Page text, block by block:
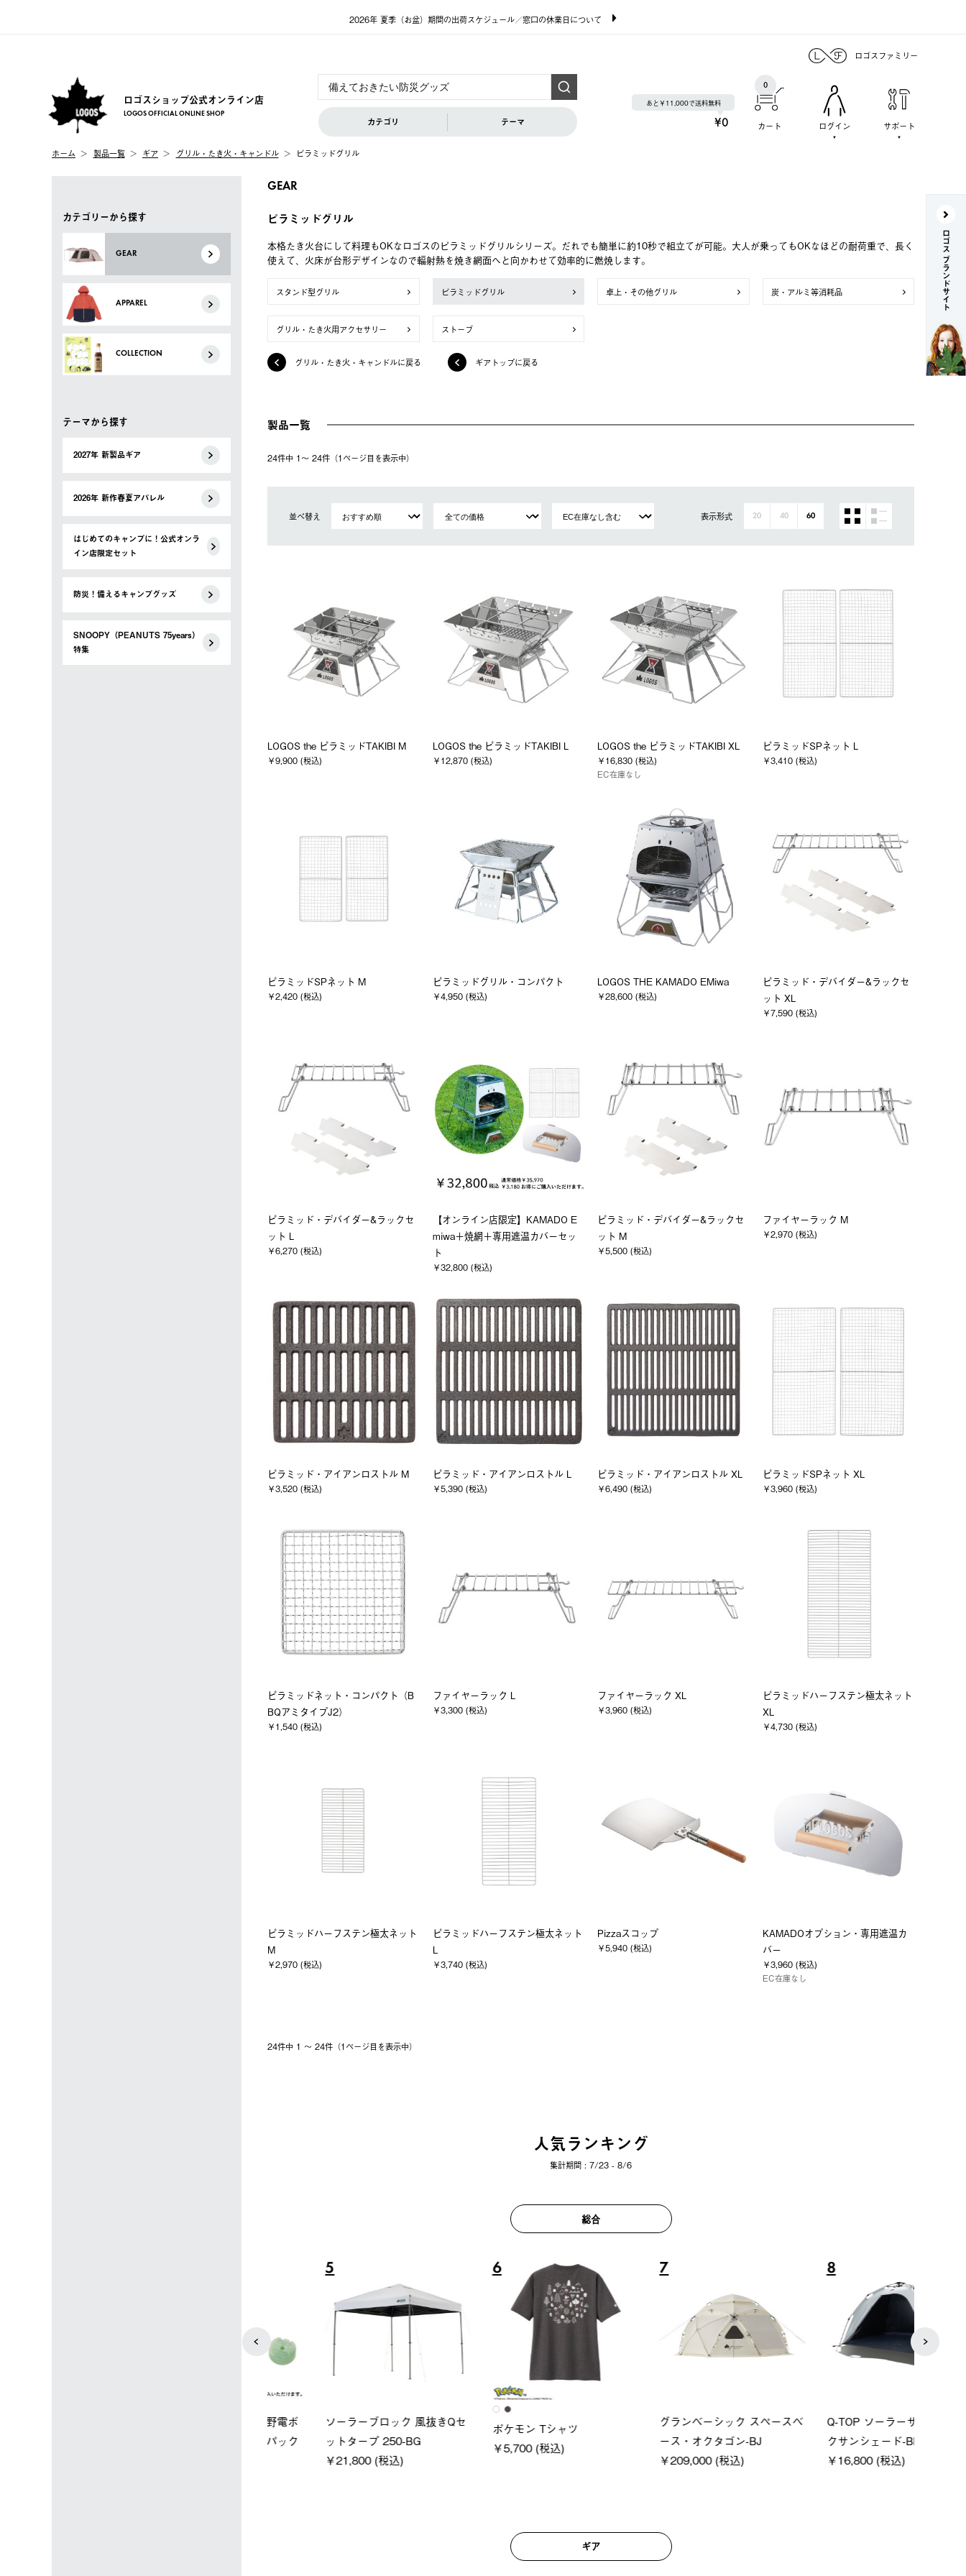
2026年 夏季（お盆）期間の出荷スケジュール／窓口の休業日について
ロゴスファミリー
ロゴスショップ公式オンライン店
LOGOS OFFICIAL ONLINE SHOP
カテゴリ テーマ
あと￥11,000で送料無料
¥0 カート
0
ログイン サポート
ホーム 製品一覧 ギア グリル・たき火・キャンドル ピラミッドグリル
カテゴリーから探す
GEAR
APPAREL
COLLECTION
テーマから探す
2027年 新製品ギア
2026年 新作春夏アパレル
はじめてのキャンプに！公式オンラ
イン店限定セット
防災！備えるキャンプグッズ
SNOOPY（PEANUTS 75years）
特集
GEAR
ピラミッドグリル
本格たき火台にして料理もOKなロゴスのピラミッドグリルシリーズ。だれでも簡単に約10秒で組立てが可能。大人が乗ってもOKなほどの耐荷重で、長く
使えて、火床が台形デザインなので輻射熱を焼き網面へと向かわせて効率的に燃焼します。
スタンド型グリル ピラミッドグリル 卓上・その他グリル 炭・アルミ等消耗品
グリル・たき火用アクセサリー ストーブ
グリル・たき火・キャンドルに戻る ギアトップに戻る
製品一覧
24件中 1〜 24件（1ページ⽬を表⽰中）
並べ替え 表示形式 20 40 60
LOGOS the ピラミッドTAKIBI M
￥9,900 (税込)
LOGOS the ピラミッドTAKIBI L
￥12,870 (税込)
LOGOS the ピラミッドTAKIBI XL
￥16,830 (税込)
EC在庫なし
ピラミッドSPネット L
￥3,410 (税込)
ピラミッドSPネット M
￥2,420 (税込)
ピラミッドグリル・コンパクト
￥4,950 (税込)
LOGOS THE KAMADO EMiwa
￥28,600 (税込)
ピラミッド・デバイダー&ラックセ
ット XL
￥7,590 (税込)
ピラミッド・デバイダー&ラックセ
ット L
￥6,270 (税込)
【オンライン店限定】KAMADO E
miwa＋焼網＋専用遮温カバーセッ
ト
￥32,800 (税込)
ピラミッド・デバイダー&ラックセ
ット M
￥5,500 (税込)
ファイヤーラック M
￥2,970 (税込)
ピラミッド・アイアンロストル M
￥3,520 (税込)
ピラミッド・アイアンロストル L
￥5,390 (税込)
ピラミッド・アイアンロストル XL
￥6,490 (税込)
ピラミッドSPネット XL
￥3,960 (税込)
ピラミッドネット・コンパクト（B
BQアミタイプJ2）
￥1,540 (税込)
ファイヤーラック L
￥3,300 (税込)
ファイヤーラック XL
￥3,960 (税込)
ピラミッドハーフステン極太ネット
XL
￥4,730 (税込)
ピラミッドハーフステン極太ネット
M
￥2,970 (税込)
ピラミッドハーフステン極太ネット
L
￥3,740 (税込)
Pizzaスコップ
￥5,940 (税込)
KAMADOオプション・専用遮温カ
バー
￥3,960 (税込)
EC在庫なし
24件中 1 〜 24件（1ページ⽬を表⽰中）
人気ランキング
集計期間 : 7/23 - 8/6
総合
ソーラーブロック 風抜きQセ
ットタープ 250-BG
￥21,800 (税込)
ポケモン Tシャツ
￥5,700 (税込)
グランベーシック スペースベ
ース・オクタゴン-BJ
￥209,000 (税込)
Q-TOP ソーラーサンドブロッ
クサンシェード-BF
￥16,800 (税込)
ギア
ロゴス ブランドサイト